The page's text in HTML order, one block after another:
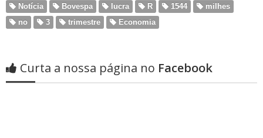
Notícia Bovespa lucra R 1544
milhes
no
3 trimestre Economia
Curta a nossa página no Facebook